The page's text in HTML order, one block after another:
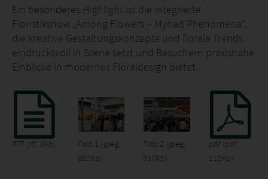
Ein besonderes Highlight ist die integrierte
Floristikshow „Among Flowers – Myriad Phenomena“,
die kreative Gestaltungskonzepte und florale Trends
eindrucksvoll in Szene setzt und Besuchern praxisnahe
Einblicke in modernes Floraldesign bietet.
RTF (rtf, 3Kb) Foto 1 (jpeg,
882Kb)
Foto 2 (jpeg,
937Kb)
pdf (pdf,
112Kb)